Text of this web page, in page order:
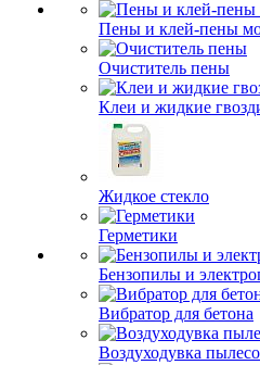
Пены и клей-пены
Очиститель пены
Клеи и жидкие
Жидкое стекло
Герметики
Бензопилы и
Вибратор для бетона
Воздуходувка